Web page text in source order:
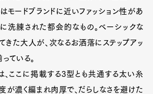
モードブランドに近いファッション性があ
洗練された都会的なもの。ベーシックな
きた大人が、次なるお洒落にステップアッ
ている。
、ここに掲載する3型とも共通する太い糸
が濃く編まれ肉厚で、だらしなさを避けた